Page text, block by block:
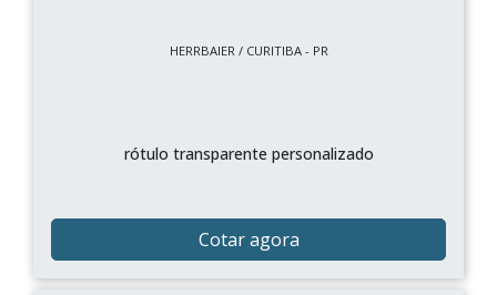
HERRBAIER / CURITIBA - PR
rótulo transparente personalizado
Cotar agora